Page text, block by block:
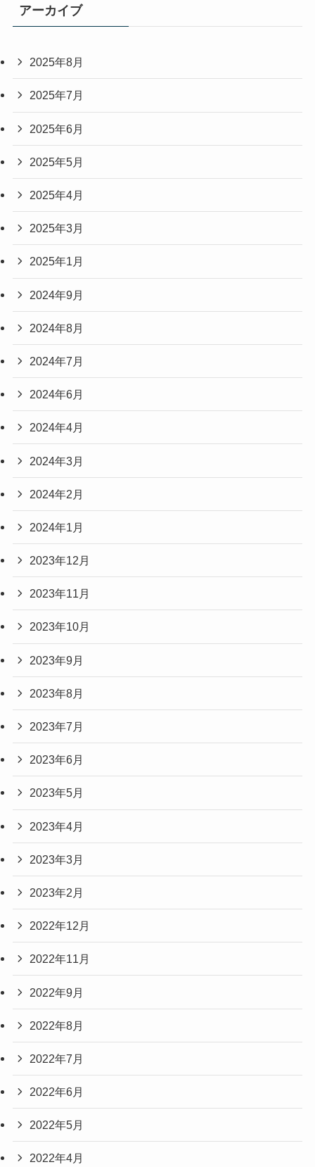
アーカイブ
2025年8月
2025年7月
2025年6月
2025年5月
2025年4月
2025年3月
2025年1月
2024年9月
2024年8月
2024年7月
2024年6月
2024年4月
2024年3月
2024年2月
2024年1月
2023年12月
2023年11月
2023年10月
2023年9月
2023年8月
2023年7月
2023年6月
2023年5月
2023年4月
2023年3月
2023年2月
2022年12月
2022年11月
2022年9月
2022年8月
2022年7月
2022年6月
2022年5月
2022年4月